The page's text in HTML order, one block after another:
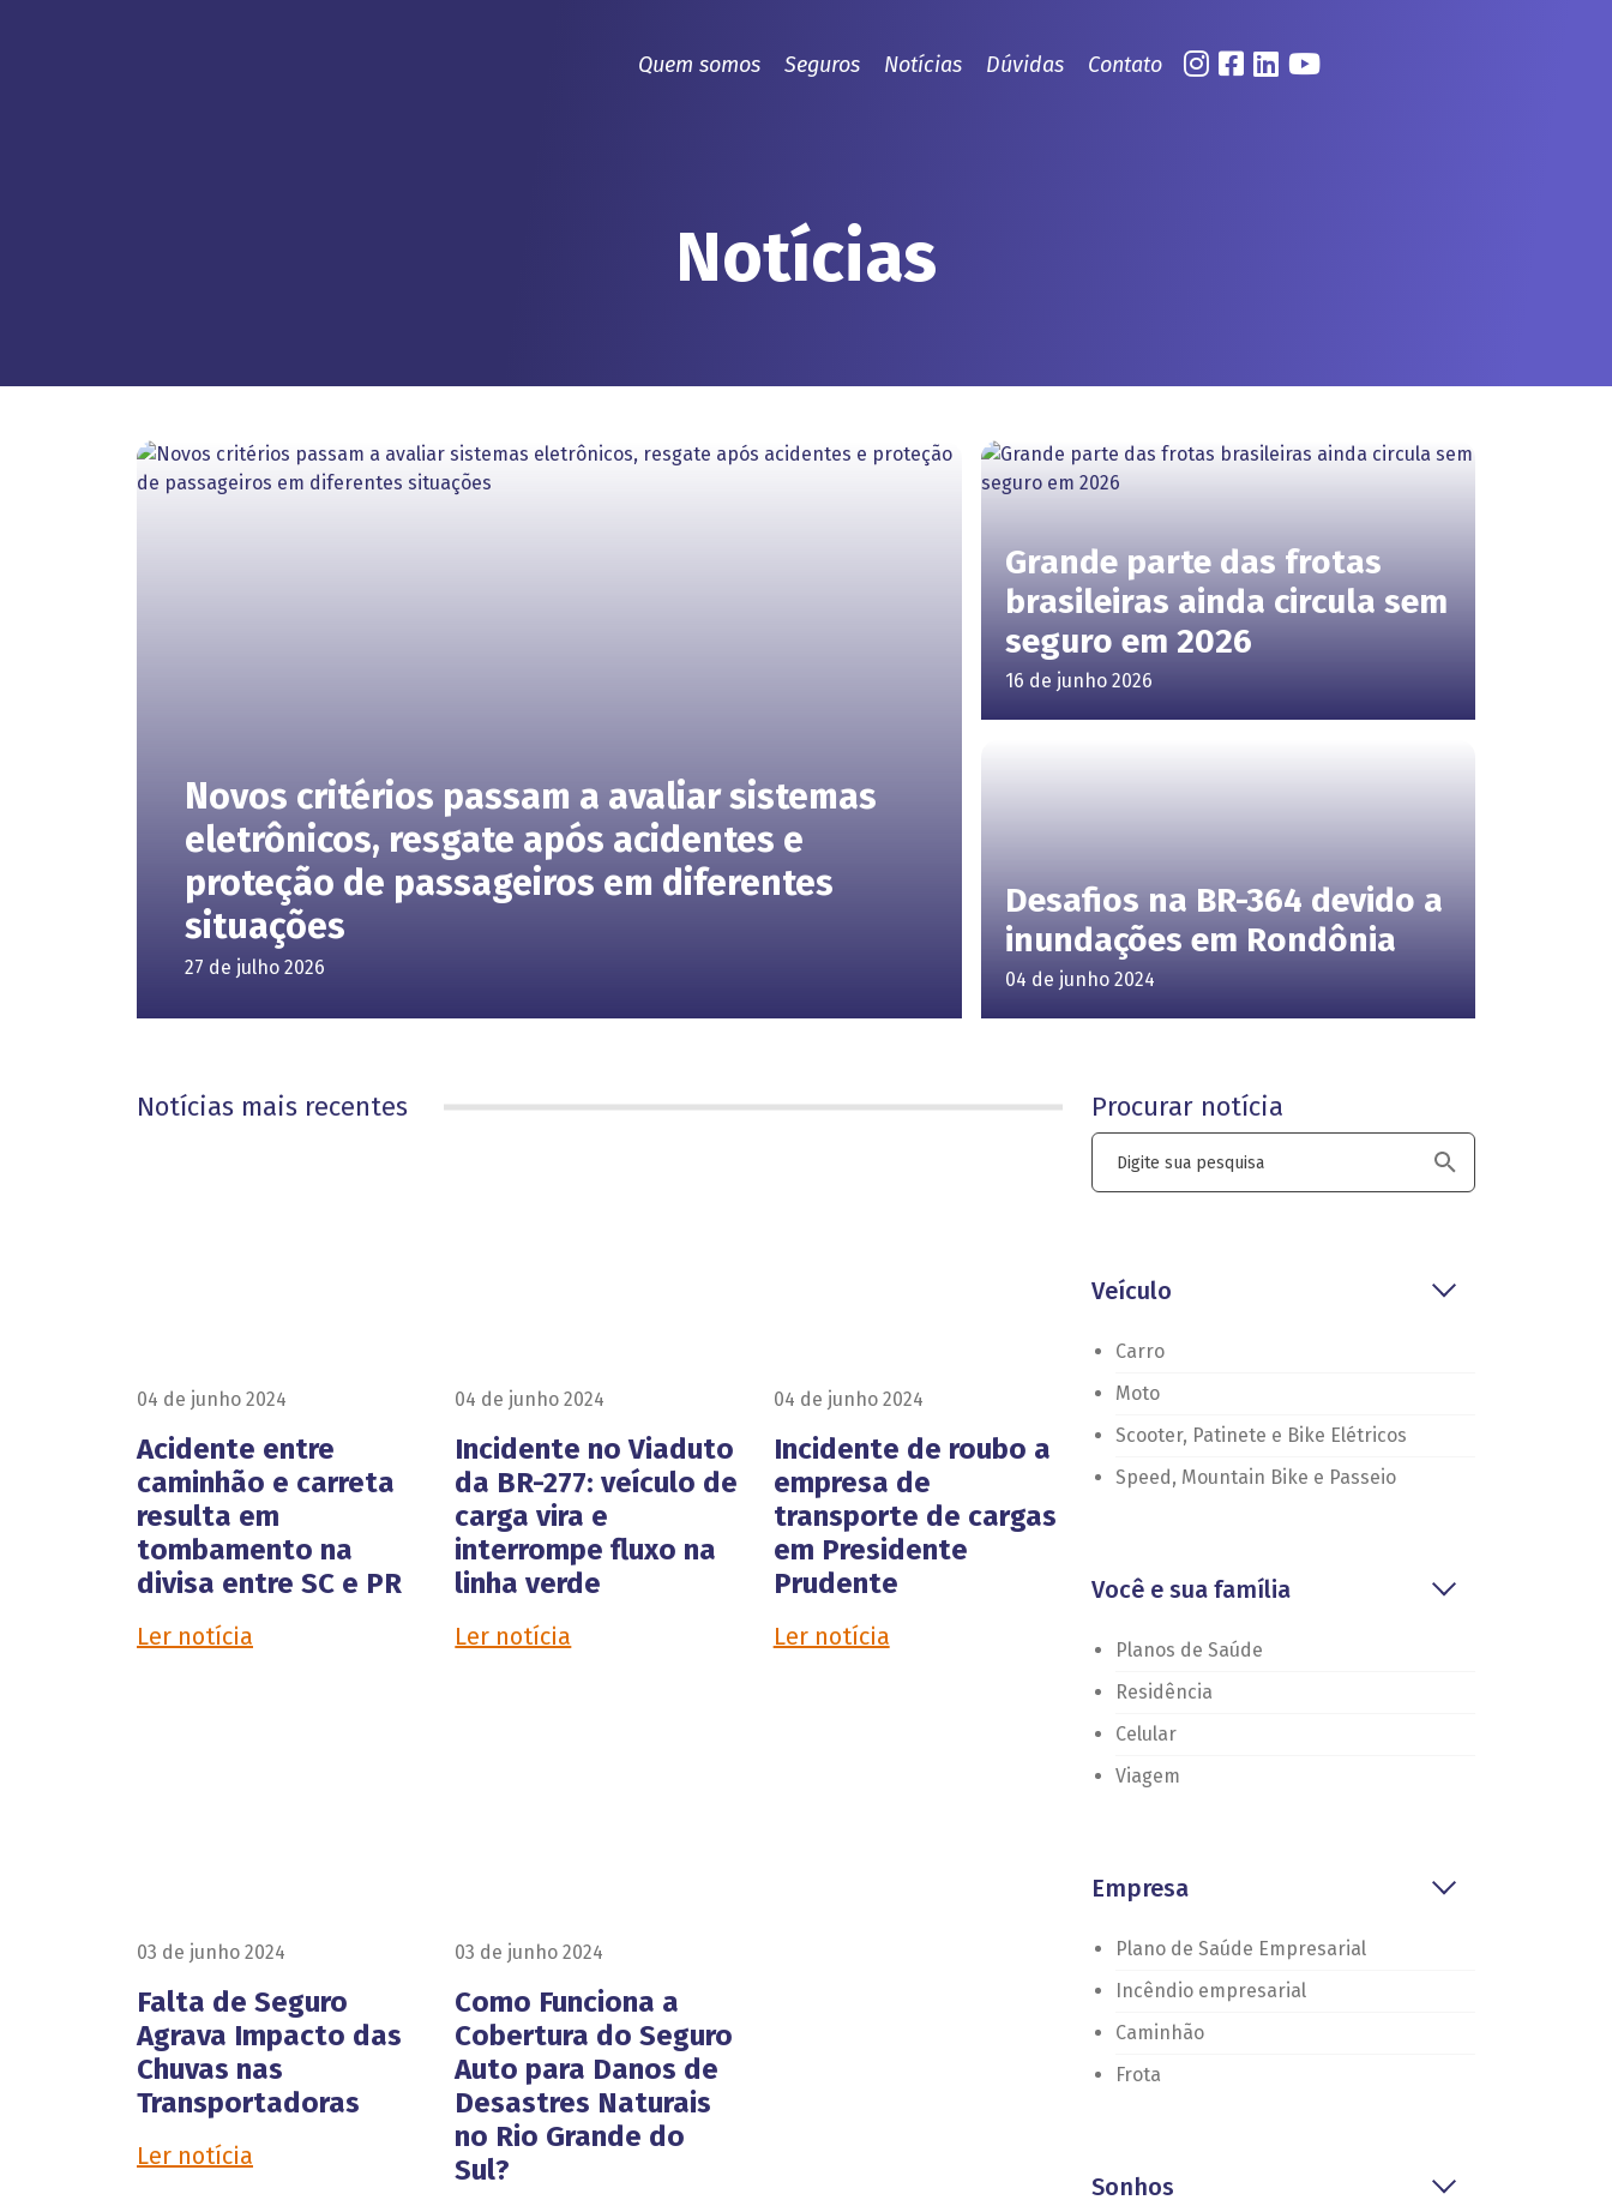
Quem somos Seguros Notícias Dúvidas Contato
Notícias
Novos critérios passam a avaliar sistemas
eletrônicos, resgate após acidentes e
proteção de passageiros em diferentes
situações
27 de julho 2026
Grande parte das frotas
brasileiras ainda circula sem
seguro em 2026
16 de junho 2026
Desafios na BR-364 devido a
inundações em Rondônia
04 de junho 2024
Notícias mais recentes
04 de junho 2024
Acidente entre
caminhão e carreta
resulta em
tombamento na
divisa entre SC e PR
Ler notícia
04 de junho 2024
Incidente no Viaduto
da BR-277: veículo de
carga vira e
interrompe fluxo na
linha verde
Ler notícia
04 de junho 2024
Incidente de roubo a
empresa de
transporte de cargas
em Presidente
Prudente
Ler notícia
03 de junho 2024
Falta de Seguro
Agrava Impacto das
Chuvas nas
Transportadoras
Ler notícia
03 de junho 2024
Como Funciona a
Cobertura do Seguro
Auto para Danos de
Desastres Naturais
no Rio Grande do
Sul?
Procurar notícia
Veículo
Carro
Moto
Scooter, Patinete e Bike Elétricos
Speed, Mountain Bike e Passeio
Você e sua família
Planos de Saúde
Residência
Celular
Viagem
Empresa
Plano de Saúde Empresarial
Incêndio empresarial
Caminhão
Frota
Sonhos